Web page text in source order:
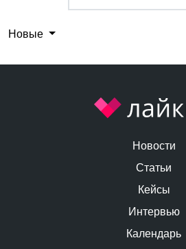
Новые
Новости
Статьи
Кейсы
Интервью
Календарь